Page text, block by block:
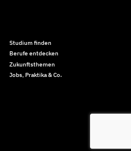
Studium finden
Berufe entdecken
Zukunftsthemen
Jobs, Praktika & Co.